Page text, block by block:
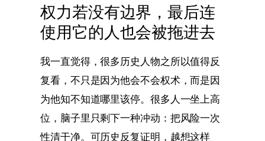
权力若没有边界，最后连
使用它的人也会被拖进去
我一直觉得，很多历史人物之所以值得反
复看，不只是因为他会不会权术，而是因
为他知不知道哪里该停。很多人一坐上高
位，脑子里只剩下一种冲动：把风险一次
性清干净。可历史反复证明，越想这样